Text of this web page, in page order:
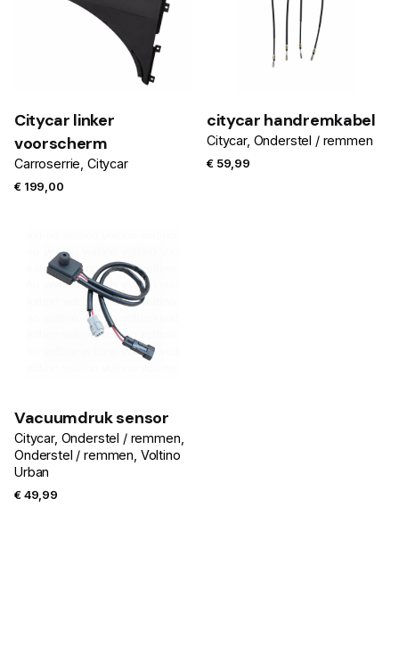
Citycar linker
voorscherm
Carroserrie Citycar
€199,00
citycar handremkabel
Citycar Onderstel / remmen
€59,99
Vacuumdruk sensor
Citycar Onderstel / remmen
Onderstel / remmen Voltino
Urban
€49,99